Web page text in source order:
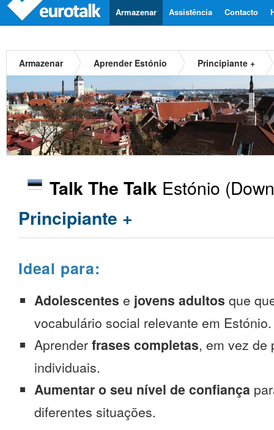
Contacto
Assistência
Armazenar
Armazenar Aprender Estónio Principiante +
Talk The Talk Estónio
Principiante +
Ideal para:
Adolescentes e jovens adultos que
vocabulário social relevante em Estónio.
Aprender frases completas, em vez de
individuais.
Aumentar o seu nível de confiança
diferentes situações.